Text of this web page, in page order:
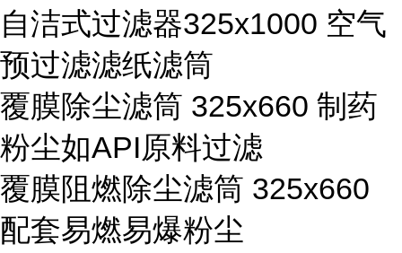
自洁式过滤器325x1000 空气
预过滤滤纸滤筒
覆膜除尘滤筒 325x660 制药
粉尘如API原料过滤
覆膜阻燃除尘滤筒 325x660
配套易燃易爆粉尘